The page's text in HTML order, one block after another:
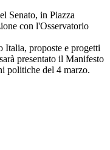
Senato, in Piazza
con l'Osservatorio
Italia, proposte e progetti
presentato il Manifesto
politiche del 4 marzo.